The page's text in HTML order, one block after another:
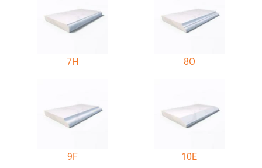
7H 8O
9F 10E